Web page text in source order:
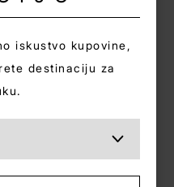
08.04.2025
ne vjerujem…
(kako sam povjerovala
iskustvo kupovine,
destinaciju za